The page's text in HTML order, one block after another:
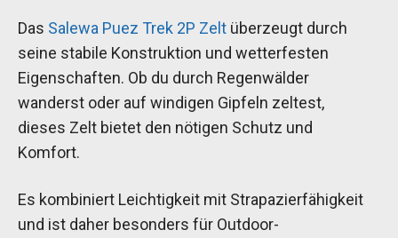
Das Salewa Puez Trek 2P Zelt überzeugt durch
seine stabile Konstruktion und wetterfesten
Eigenschaften. Ob du durch Regenwälder
wanderst oder auf windigen Gipfeln zeltest,
dieses Zelt bietet den nötigen Schutz und
Komfort.
Es kombiniert Leichtigkeit mit Strapazierfähigkeit
und ist daher besonders für Outdoor-